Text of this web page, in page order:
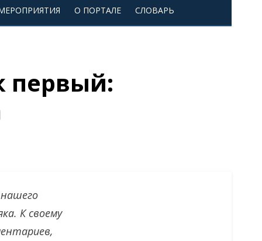
О ПОРТАЛЕ СЛОВАРЬ
первый:
К своему